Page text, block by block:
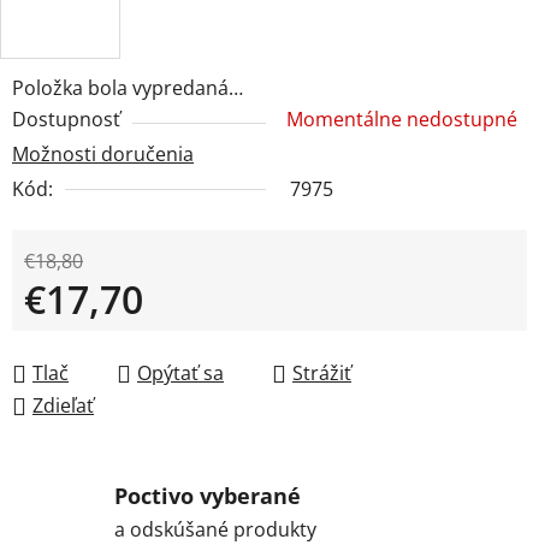
Položka bola vypredaná…
Dostupnosť
Momentálne nedostupné
Možnosti doručenia
Kód:
7975
€18,80
€17,70
Tlač
Opýtať sa
Strážiť
Zdieľať
Poctivo vyberané
a odskúšané produkty